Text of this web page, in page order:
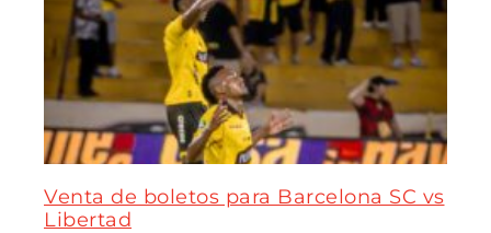
Venta de boletos para Barcelona SC vs
Libertad